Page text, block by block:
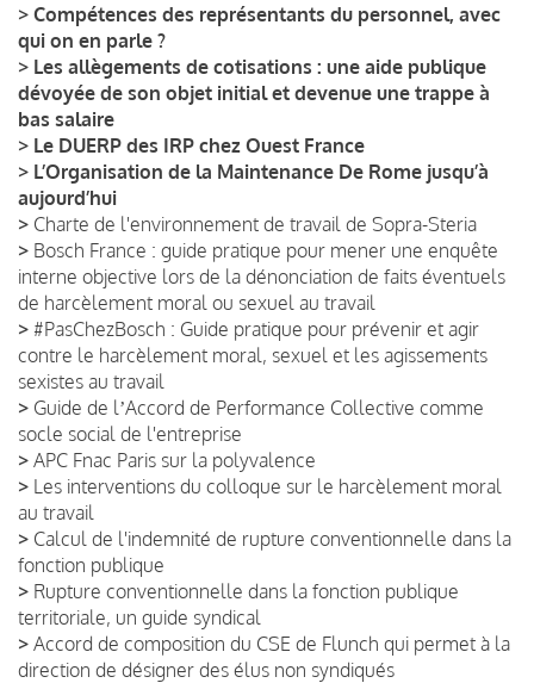
> Compétences des représentants du personnel, avec
qui on en parle ?
> Les allègements de cotisations : une aide publique
dévoyée de son objet initial et devenue une trappe à
bas salaire
> Le DUERP des IRP chez Ouest France
> L’Organisation de la Maintenance De Rome jusqu’à
aujourd’hui
> Charte de l'environnement de travail de Sopra-Steria
> Bosch France : guide pratique pour mener une enquête
interne objective lors de la dénonciation de faits éventuels
de harcèlement moral ou sexuel au travail
> #PasChezBosch : Guide pratique pour prévenir et agir
contre le harcèlement moral, sexuel et les agissements
sexistes au travail
> Guide de lʼAccord de Performance Collective comme
socle social de l'entreprise
> APC Fnac Paris sur la polyvalence
> Les interventions du colloque sur le harcèlement moral
au travail
> Calcul de l'indemnité de rupture conventionnelle dans la
fonction publique
> Rupture conventionnelle dans la fonction publique
territoriale, un guide syndical
> Accord de composition du CSE de Flunch qui permet à la
direction de désigner des élus non syndiqués